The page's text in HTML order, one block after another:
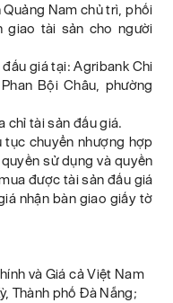
Nam chủ trì, phối
giao tài sản cho người
giá tại: Agribank Chi
Bội Châu, phường
chỉ tài sản đấu giá.
chuyển nhượng hợp
sử dụng và quyền
được tài sản đấu giá
nhận bàn giao giấy tờ
và Giá cả Việt Nam
Thành phố Đà Nẵng;